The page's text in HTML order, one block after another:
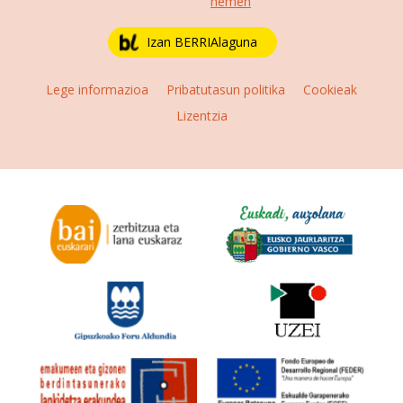
fitxategiak erabiltzen ditu. Zure esperientzia eta
zerbitzuak hobetzeko asmoz, cookie teknologiaz
baliatzen gara. Ohar hau onartuz gero, teknologia hori
irakurri
Izan BERRIAlaguna
Lege informazioa Pribatutasun politika
Cookieak
Lizentzia